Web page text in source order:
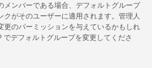
メンバーである場合、デフォルトグループ
がそのユーザーに適用されます。管理人
更のパーミッションを与えているかもしれ
でデフォルトグループを変更してくださ